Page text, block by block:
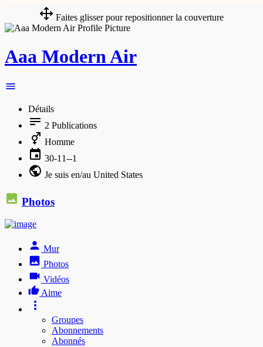
Faites glisser pour repositionner la couverture
Aaa Modern Air
Détails
2 Publications
Homme
30-11--1
Je suis en/au United States
Photos
Mur
Photos
Vidéos
Aime
Groupes
Abonnements
Abonnés